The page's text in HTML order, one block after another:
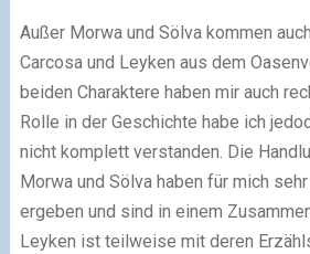
Außer Morwa und Sölva kommen
Carcosa und Leyken aus dem
beiden Charaktere haben mir auch
Rolle in der Geschichte habe ich
nicht komplett verstanden. Die
Morwa und Sölva haben für mich
ergeben und sind in einem
Leyken ist teilweise mit deren